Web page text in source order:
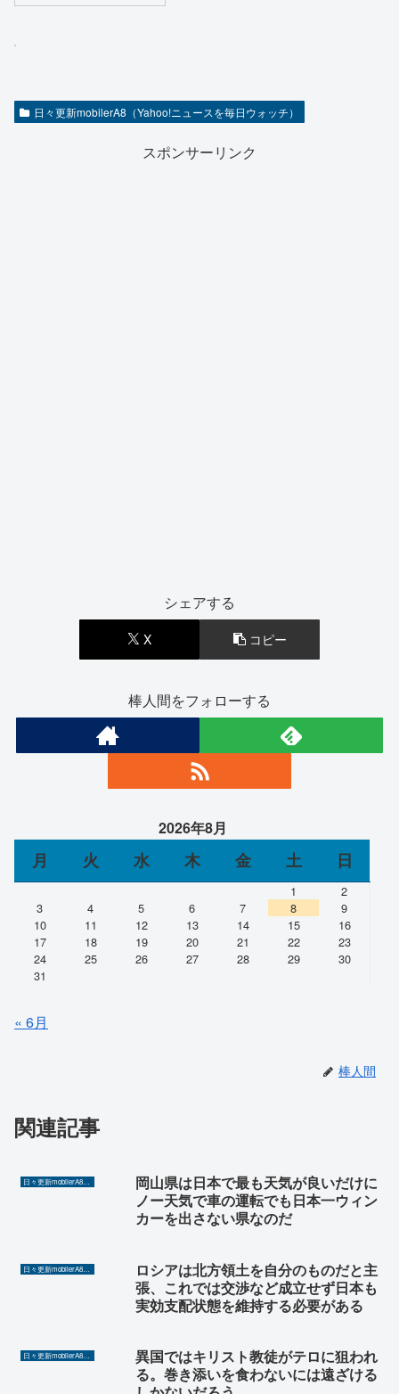
日々更新mobilerA8（Yahoo!ニュースを毎日ウォッチ）
スポンサーリンク
シェアする
X コピー
棒人間をフォローする
2026年8月
月 火 水 木 金 土 日
1
2
3
4 5 6 7 8
9
10
11 12 13 14 15
16
17
18 19 20 21 22
23
24
25 26 27 28 29
30
31
« 6月
棒人間
関連記事
岡山県は日本で最も天気が良いだけに
ノー天気で車の運転でも日本一ウィン
カーを出さない県なのだ
ロシアは北方領土を自分のものだと主
張、これでは交渉など成立せず日本も
実効支配状態を維持する必要がある
日々更新mobilerA8（Yahoo!ニュースを毎日ウォッチ）
異国ではキリスト教徒がテロに狙われ
る。巻き添いを食わないには遠ざける